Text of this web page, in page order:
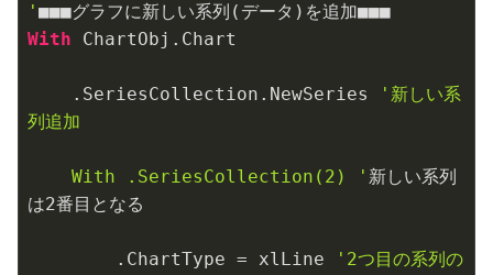
'
With ChartObj.Chart
    .SeriesCollection.NewSeries
'新しい系
列追加
    With .SeriesCollection(2) '
新しい系列
は2番目となる
        .ChartType = xlLine
'2つ目の系列の